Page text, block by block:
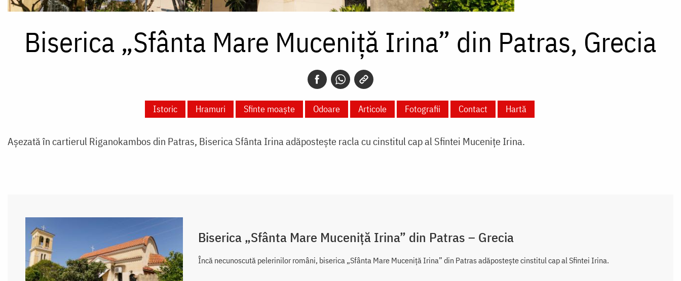
Biserica „Sfânta Mare Muceniță Irina” din Patras, Grecia
Istoric Hramuri Sfinte moaște Odoare Articole Fotografii Contact Hartă
Așezată în cartierul Riganokambos din Patras, Biserica Sfânta Irina adăpostește racla cu cinstitul cap al Sfintei Mucenițe Irina.
Biserica „Sfânta Mare Muceniță Irina” din Patras – Grecia
Încă necunoscută pelerinilor români, biserica „Sfânta Mare Muceniță Irina” din Patras adăpostește cinstitul cap al Sfintei Irina.